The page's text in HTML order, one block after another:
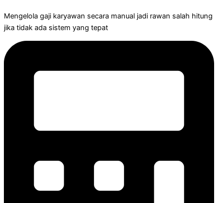
Mengelola gaji karyawan secara manual jadi rawan salah hitung
jika tidak ada sistem yang tepat